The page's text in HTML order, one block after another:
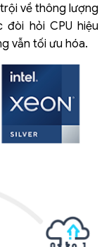
về thông lượng
đòi hỏi CPU hiệu
vẫn tối ưu hóa.